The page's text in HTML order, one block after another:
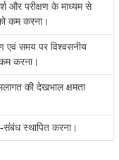
और परीक्षण के माध्यम से
कम करना।
एवं समय पर विश्वसनीय
करना।
की देखभाल क्षमता
संबंध स्थापित करना।